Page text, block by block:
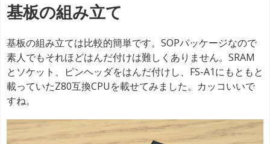
基板の組み立て
基板の組み立ては比較的簡単です。SOPパッケージなので
素人でもそれほどはんだ付けは難しくありません。SRAM
とソケット、ピンヘッダをはんだ付けし、FS-A1にもともと
載っていたZ80互換CPUを載せてみました。カッコいいで
すね。